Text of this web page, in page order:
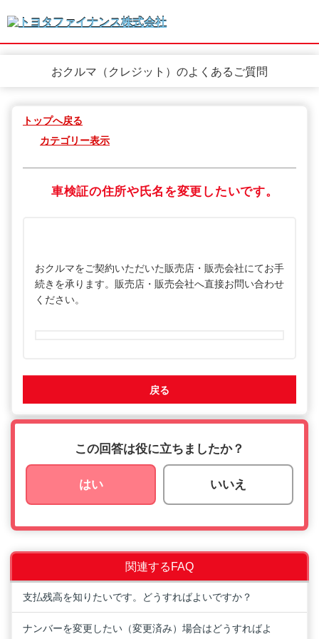
おクルマ（クレジット）のよくあるご質問
トップへ戻る
カテゴリー表示
車検証の住所や氏名を変更したいです。
おクルマをご契約いただいた販売店・販売会社にてお手
続きを承ります。販売店・販売会社へ直接お問い合わせ
ください。
戻る
この回答は役に立ちましたか？
はい いいえ
関連するFAQ
支払残高を知りたいです。どうすればよいですか？
ナンバーを変更したい（変更済み）場合はどうすればよ